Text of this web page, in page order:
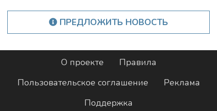
ПРЕДЛОЖИТЬ НОВОСТЬ
О проекте
Правила
Пользовательское соглашение
Реклама
Поддержка